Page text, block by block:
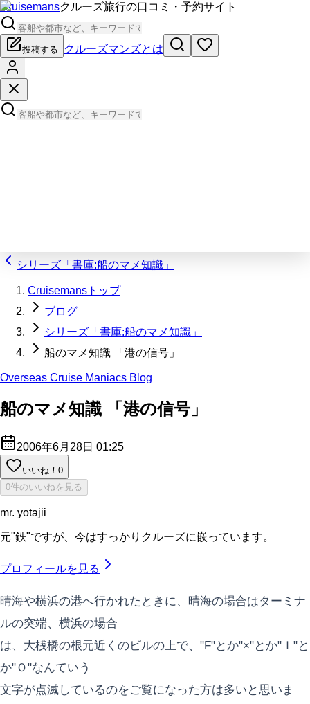
Cruisemansクルーズ旅行の口コミ・予約サイト
投稿する クルーズマンズとは
シリーズ「書庫:船のマメ知識」
Cruisemansトップ
ブログ
シリーズ「書庫:船のマメ知識」
船のマメ知識 「港の信号」
Overseas Cruise Maniacs Blog
船のマメ知識 「港の信号」
2006年6月28日 01:25
いいね！ 0
0件のいいねを見る
mr. yotajii
元"鉄"ですが、今はすっかりクルーズに嵌っています。
プロフィールを見る
晴海や横浜の港へ行かれたときに、晴海の場合はターミナ
ルの突端、横浜の場合
は、大桟橋の根元近くのビルの上で、"F"とか"×"とか"Ｉ"と
か"Ｏ"なんていう
文字が点滅しているのをご覧になった方は多いと思いま